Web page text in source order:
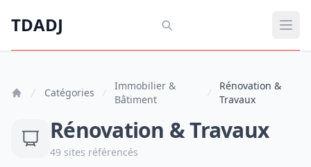
TDADJ
TDADJ
Catégories
Immobilier &
Bâtiment
Rénovation &
Travaux
Rénovation & Travaux
49 sites référencés